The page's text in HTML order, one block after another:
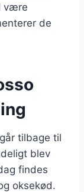
være
de
tilbage til
blev
findes
oksekød.